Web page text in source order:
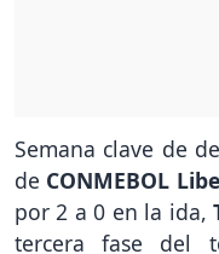
Semana clave de
de CONMEBOL
por 2 a 0 en la ida,
tercera fase del